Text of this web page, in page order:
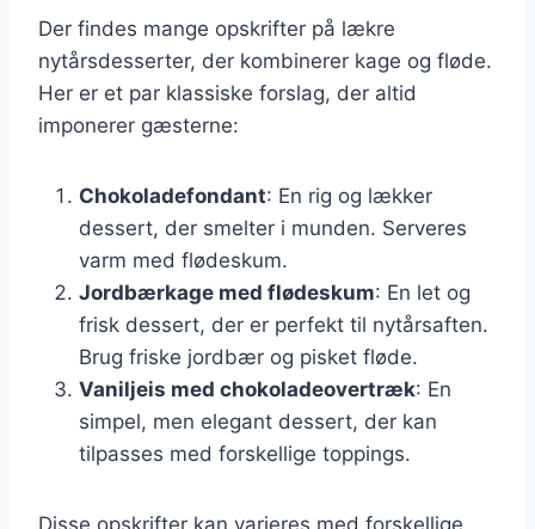
Der findes mange opskrifter på lækre
nytårsdesserter, der kombinerer kage og fløde.
Her er et par klassiske forslag, der altid
imponerer gæsterne:
Chokoladefondant: En rig og lækker
dessert, der smelter i munden. Serveres
varm med flødeskum.
Jordbærkage med flødeskum: En let og
frisk dessert, der er perfekt til nytårsaften.
Brug friske jordbær og pisket fløde.
Vaniljeis med chokoladeovertræk: En
simpel, men elegant dessert, der kan
tilpasses med forskellige toppings.
Disse opskrifter kan varieres med forskellige